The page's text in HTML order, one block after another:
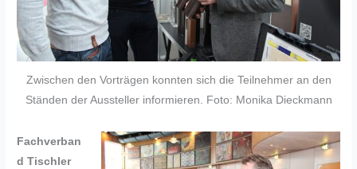
Zwischen den Vorträgen konnten sich die Teilnehmer an den
Ständen der Aussteller informieren. Foto: Monika Dieckmann
Fachverban
d Tischler